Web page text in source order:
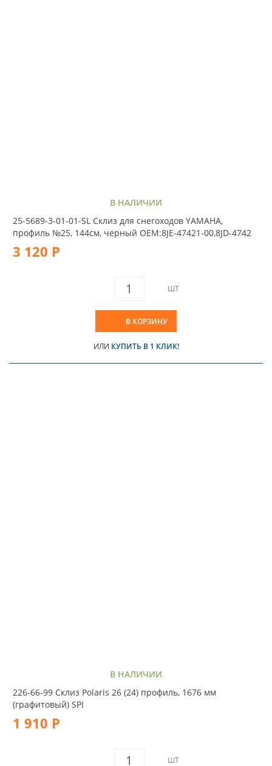
В НАЛИЧИИ
25-5689-3-01-01-SL Склиз для снегоходов YAMAHA,
профиль №25, 144cм, черный OEM:8JE-47421-00,8JD-4742
3 120 Р
ШТ
В КОРЗИНУ
ИЛИ КУПИТЬ В 1 КЛИК!
В НАЛИЧИИ
226-66-99 Склиз Polaris 26 (24) профиль, 1676 мм
(графитовый) SPI
1 910 Р
ШТ